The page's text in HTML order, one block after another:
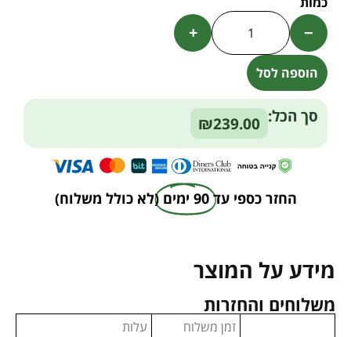
−
+
הוספה לסל
Alternative:
סך הכל: ₪239.00
החזר כספי עד 90 ימים (לא כולל משלוח)
מידע על המוצר
משלוחים והחזרות
זמן משלוח
עלות